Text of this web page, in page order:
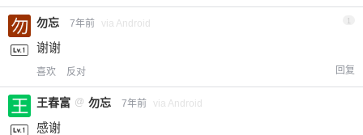
勿忘 7年前 via Android
谢谢
喜欢 反对 回复
王春富 @ 勿忘 7年前 via Android
感谢